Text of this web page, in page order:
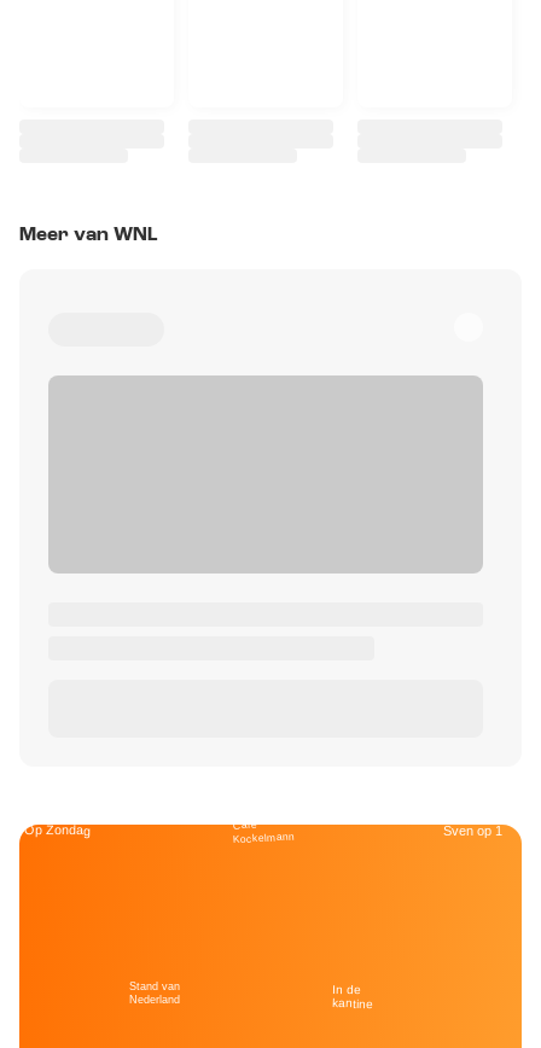
Meer van WNL
Op Zondag
Stand van
Nederland
Café
Kockelmann
In de
kantine
Sven op 1